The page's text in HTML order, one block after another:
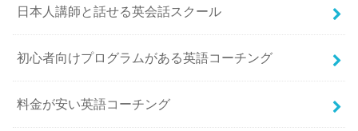
日本人講師と話せる英会話スクール
初心者向けプログラムがある英語コーチング
料金が安い英語コーチング